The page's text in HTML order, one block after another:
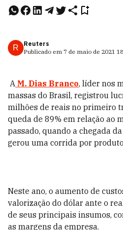
R
Reuters
Publicado em 7 de maio de 2021
A M. Dias Branco, líder nos
massas do Brasil, registrou
milhões de reais no primeiro
queda de 89% em relação ao
passado, quando a chegada
gerou uma corrida por
Neste ano, o aumento de
valorização do dólar ante o
de seus principais insumos,
as margens da empresa.